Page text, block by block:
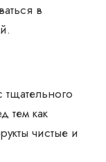
в
тщательного
тем как
чистые и